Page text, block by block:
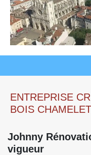
ENTREPRISE
BOIS
Johnny
vigueur